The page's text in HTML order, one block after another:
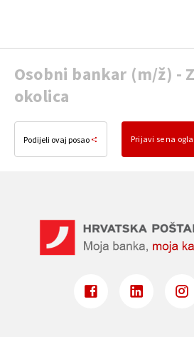
Osobni bankar (m/ž) -
okolica
Podijeli ovaj posao Prijavi se na